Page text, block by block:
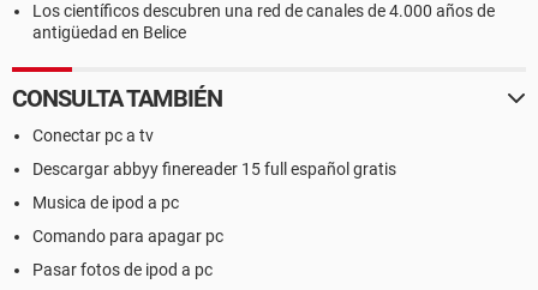
Los científicos descubren una red de canales de 4.000 años de
antigüedad en Belice
CONSULTA TAMBIÉN
Conectar pc a tv
Descargar abbyy finereader 15 full español gratis
Musica de ipod a pc
Comando para apagar pc
Pasar fotos de ipod a pc